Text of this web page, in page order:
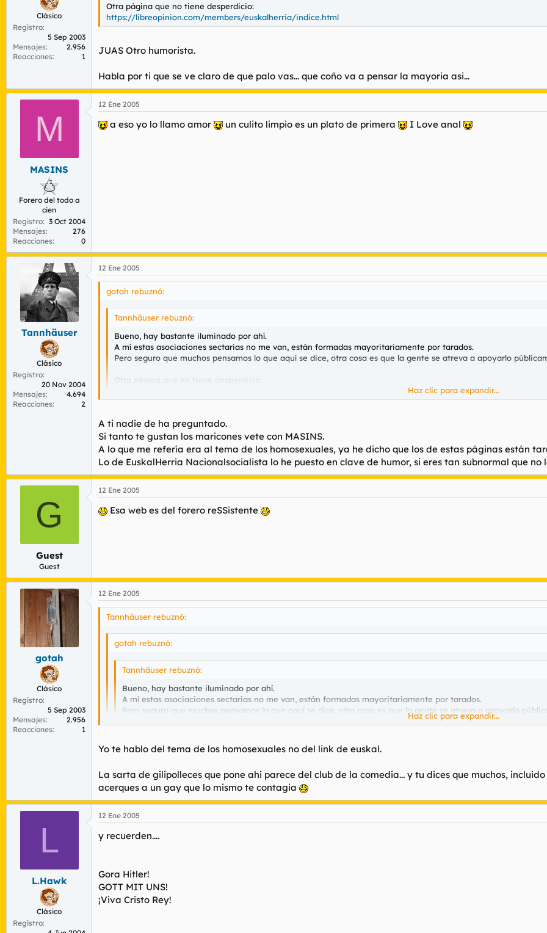
Clásico
Registro
5 Sep 2003
Mensajes
2.956
Reacciones
1
Otra página que no tiene desperdicio:
https://libreopinion.com/members/euskalherria/indice.html
JUAS Otro humorista.
Habla por ti que se ve claro de que palo vas... que coño va a pensar la mayoria asi...
M
MASINS
Forero del todo a
cien
Registro
3 Oct 2004
Mensajes
276
Reacciones
0
12 Ene 2005
a eso yo lo llamo amor un culito limpio es un plato de primera I Love anal
Tannhäuser
Clásico
Registro
20 Nov 2004
Mensajes
4.694
Reacciones
2
12 Ene 2005
gotah rebuznó:
Tannhäuser rebuznó:
Bueno, hay bastante iluminado por ahí.
A mí estas asociaciones sectarias no me van, están formadas mayoritariamente por tarados.
Pero seguro que muchos pensamos lo que aquí se dice, otra cosa es que la gente se atreva a apoyarlo
Otra página que no tiene desperdicio:
Haz clic para expandir...
JUAS Otro humorista.
Habla por ti que se ve claro de que palo vas... que coño va a pensar la mayoria asi...
Haz clic para expandir...
A ti nadie de ha preguntado.
Si tanto te gustan los maricones vete con MASINS.
A lo que me refería era al tema de los homosexuales, ya he dicho que los de estas páginas están
Lo de EuskalHerria Nacionalsocialista lo he puesto en clave de humor, si eres tan subnormal que no
G
Guest
Guest
12 Ene 2005
Esa web es del forero reSSistente
gotah
Clásico
Registro
5 Sep 2003
Mensajes
2.956
Reacciones
1
12 Ene 2005
Tannhäuser rebuznó:
gotah rebuznó:
Tannhäuser rebuznó:
Bueno, hay bastante iluminado por ahí.
A mí estas asociaciones sectarias no me van, están formadas mayoritariamente por tarados.
Pero seguro que muchos pensamos lo que aquí se dice, otra cosa es que la gente se atreva a apoyarlo
https://libreopinion.com/members/euskalherria/indice.html
JUAS Otro humorista.
Habla por ti que se ve claro de que palo vas... que coño va a pensar la mayoria asi...
A ti nadie de ha preguntado.
Si tanto te gustan los maricones vete con MASINS.
A lo que me refería era al tema de los homosexuales, ya he dicho que los de estas páginas están tarados.
Lo de EuskalHerria Nacionalsocialista lo he puesto en clave de humor, si eres tan subnormal que no lo pillas, no
Haz clic para expandir...
Yo te hablo del tema de los homosexuales no del link de euskal.
La sarta de gilipolleces que pone ahi parece del club de la comedia... y tu dices que muchos,
acerques a un gay que lo mismo te contagia
L
L.Hawk
Clásico
Registro
12 Ene 2005
y recuerden....
Gora Hitler!
GOTT MIT UNS!
¡Viva Cristo Rey!